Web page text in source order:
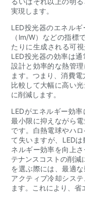
実現します。
LED投光器のエネル
（lm/W）などの指標
たりに生成される可
LED投光器の効率は
設計と効率的な熱管
ます。つまり、消費
比較して大幅に高い
に削減します。
LEDがエネルギー効
最小限に抑えながら
です。白熱電球やハ
て失いますが、LED
ネルギー効率を向上
テナンスコストの削
を選ぶ際には、最適
アクティブ冷却シス
ます。これにより、省